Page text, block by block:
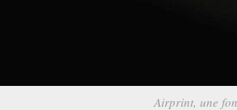
Airprint, une